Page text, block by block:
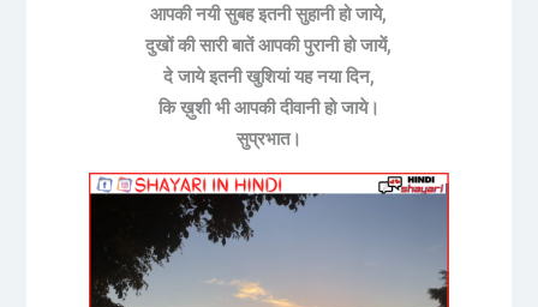
आपकी नयी सुबह इतनी सुहानी हो जाये,
दुखों की सारी बातें आपकी पुरानी हो जायें,
दे जाये इतनी खुशियां यह नया दिन,
कि ख़ुशी भी आपकी दीवानी हो जाये।
सुप्रभात।